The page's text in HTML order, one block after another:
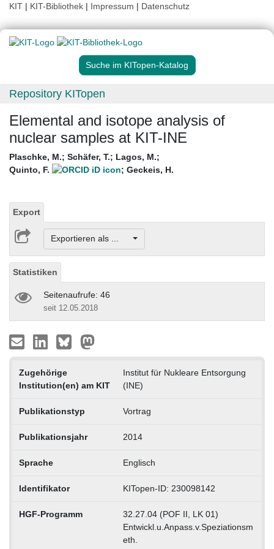
KIT | KIT-Bibliothek | Impressum | Datenschutz
Suche im KITopen-Katalog
Repository KITopen
Elemental and isotope analysis of
nuclear samples at KIT-INE
Plaschke, M.; Schäfer, T.; Lagos, M.;
Quinto, F.
; Geckeis, H.
Export
Exportieren als ...
Statistiken
Seitenaufrufe: 46
seit 12.05.2018
Zugehörige
Institution(en) am KIT
Institut für Nukleare Entsorgung
(INE)
Publikationstyp Vortrag
Publikationsjahr 2014
Sprache Englisch
Identifikator KITopen-ID: 230098142
HGF-Programm
32.27.04 (POF II, LK 01)
Entwickl.u.Anpass.v.Speziationsm
eth.